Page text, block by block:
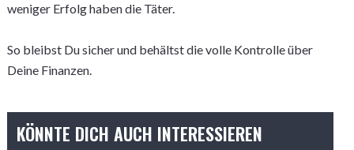
weniger Erfolg haben die Täter.
So bleibst Du sicher und behältst die volle Kontrolle über
Deine Finanzen.
KÖNNTE DICH AUCH INTERESSIEREN